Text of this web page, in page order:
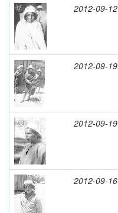
2012-09-12
2012-09-19
2012-09-19
2012-09-16